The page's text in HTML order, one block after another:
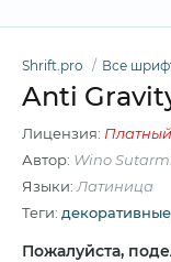
Shrift.pro Все
Anti
Лицензия: Платный
Автор: Wino
Языки: Латиница
Теги: декоративные
Пожалуйста,